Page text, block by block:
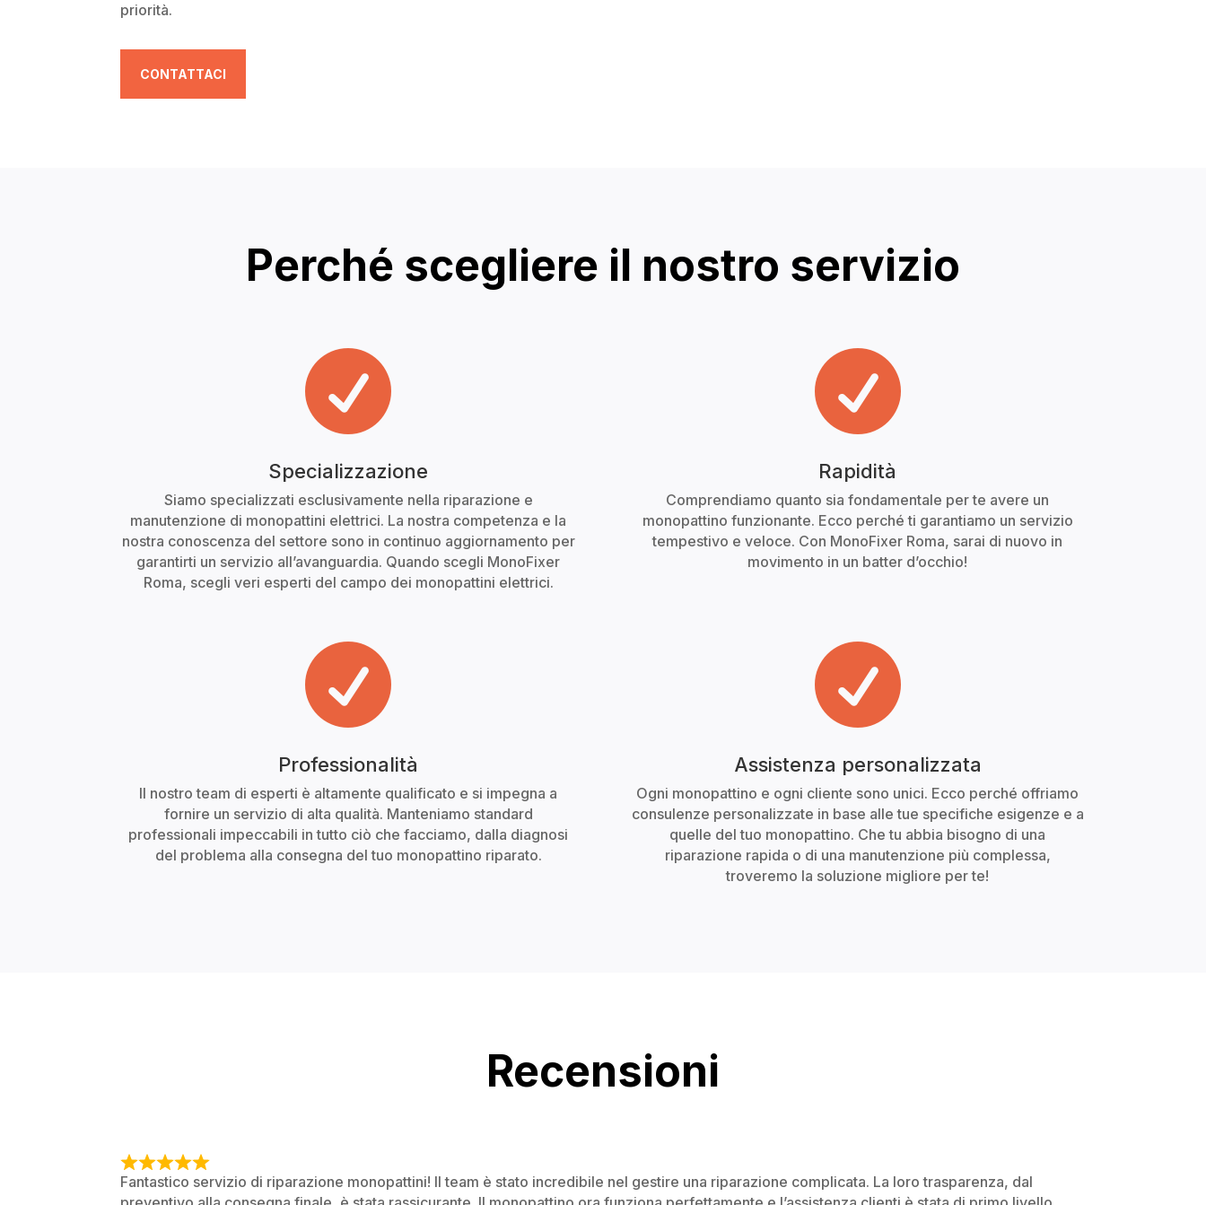
priorità.
CONTATTACI
Perché scegliere il nostro servizio

Specializzazione
Siamo specializzati esclusivamente nella riparazione e
manutenzione di monopattini elettrici. La nostra competenza e la
nostra conoscenza del settore sono in continuo aggiornamento per
garantirti un servizio all’avanguardia. Quando scegli MonoFixer
Roma, scegli veri esperti del campo dei monopattini elettrici.

Rapidità
Comprendiamo quanto sia fondamentale per te avere un
monopattino funzionante. Ecco perché ti garantiamo un servizio
tempestivo e veloce. Con MonoFixer Roma, sarai di nuovo in
movimento in un batter d’occhio!

Professionalità
Il nostro team di esperti è altamente qualificato e si impegna a
fornire un servizio di alta qualità. Manteniamo standard
professionali impeccabili in tutto ciò che facciamo, dalla diagnosi
del problema alla consegna del tuo monopattino riparato.

Assistenza personalizzata
Ogni monopattino e ogni cliente sono unici. Ecco perché offriamo
consulenze personalizzate in base alle tue specifiche esigenze e a
quelle del tuo monopattino. Che tu abbia bisogno di una
riparazione rapida o di una manutenzione più complessa,
troveremo la soluzione migliore per te!
Recensioni
R
a
Fantastico servizio di riparazione monopattini! Il team è stato incredibile nel gestire una riparazione complicata. La loro trasparenza, dal